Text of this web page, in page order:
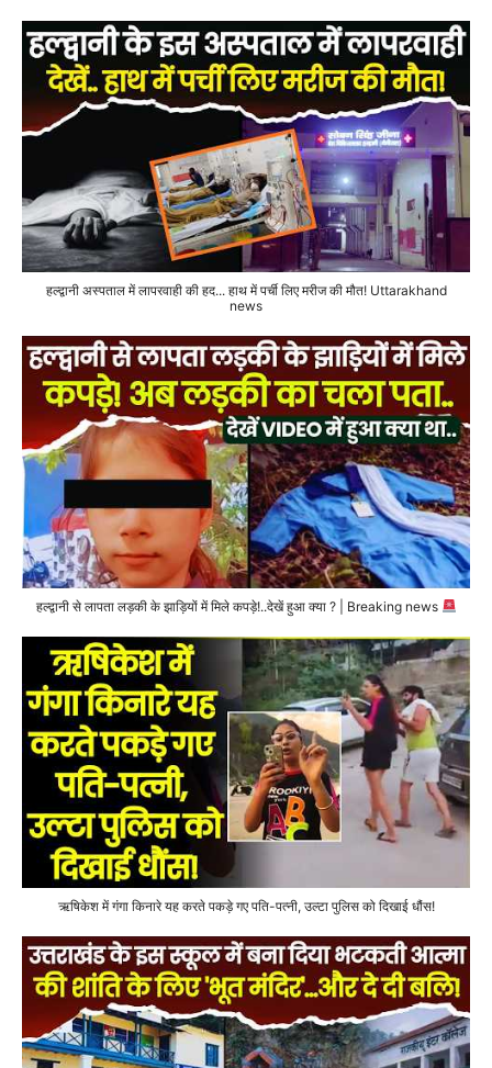
हल्द्वानी अस्पताल में लापरवाही की हद... हाथ में पर्ची लिए मरीज की मौत! Uttarakhand
news
हल्द्वानी से लापता लड़की के झाड़ियों में मिले कपड़े!..देखें हुआ क्या ? | Breaking news
ऋषिकेश में गंगा किनारे यह करते पकड़े गए पति-पत्नी, उल्टा पुलिस को दिखाई धौंस!